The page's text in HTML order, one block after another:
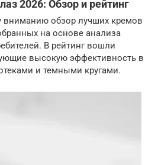
2026: Обзор и рейтинг
вниманию обзор лучших кремов
на основе анализа
В рейтинг вошли
высокую эффективность в
и темными кругами.